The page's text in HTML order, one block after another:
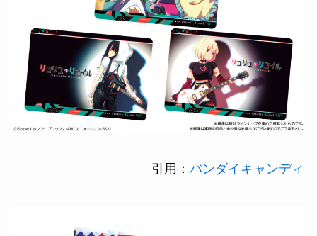
引用：バンダイキャンディ